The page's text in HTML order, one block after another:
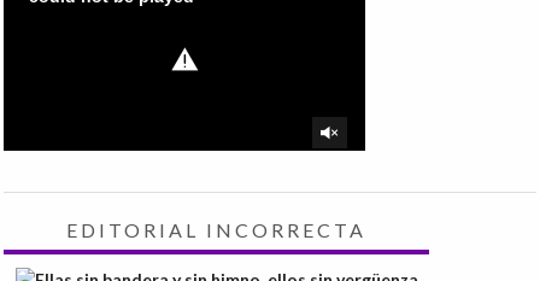
EDITORIAL INCORRECTA